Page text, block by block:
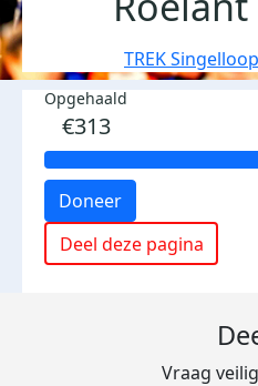
TREK
Opgehaald
€313
Doneer
Deel deze pagina
Vraag